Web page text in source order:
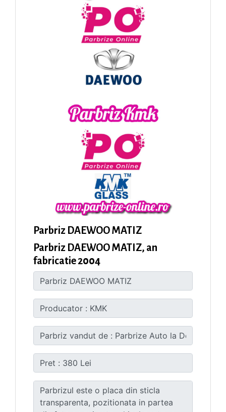
Parbriz DAEWOO MATIZ
Parbriz DAEWOO MATIZ, an
fabricatie 2004